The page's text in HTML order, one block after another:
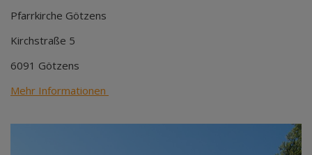
Pfarrkirche Götzens
Kirchstraße 5
6091 Götzens
Mehr Informationen